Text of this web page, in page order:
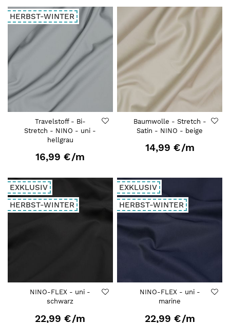
HERBST-WINTER
Travelstoff - Bi-
Stretch - NINO - uni -
hellgrau
16,99 €/m
Baumwolle - Stretch -
Satin - NINO - beige
14,99 €/m
EXKLUSIV
HERBST-WINTER
NINO-FLEX - uni -
schwarz
22,99 €/m
EXKLUSIV
HERBST-WINTER
NINO-FLEX - uni -
marine
22,99 €/m